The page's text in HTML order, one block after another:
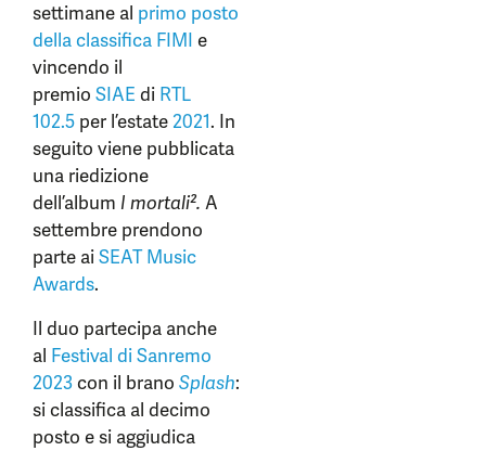
settimane al primo posto
della classifica FIMI e
vincendo il
premio SIAE di RTL
102.5 per l’estate 2021. In
seguito viene pubblicata
una riedizione
dell’album I mortali². A
settembre prendono
parte aiSEAT Music
Awards.
Il duo partecipa anche
al Festival di Sanremo
2023con il brano Splash:
si classifica al decimo
posto e si aggiudica